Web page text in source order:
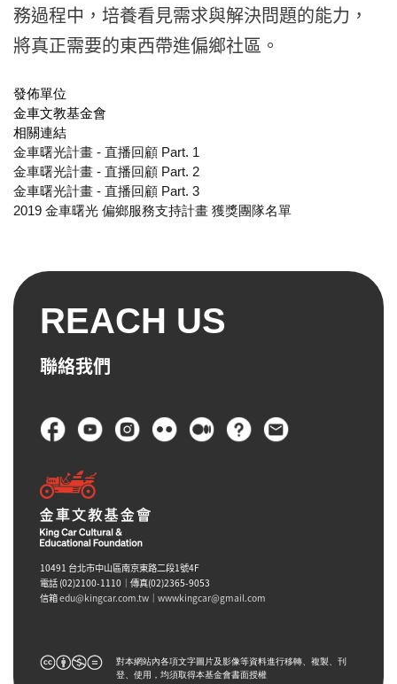
務過程中，培養看見需求與解決問題的能力，
將真正需要的東西帶進偏鄉社區。
發佈單位
金車文教基金會
相關連結
金車曙光計畫 - 直播回顧 Part. 1
金車曙光計畫 - 直播回顧 Part. 2
金車曙光計畫 - 直播回顧 Part. 3
2019 金車曙光 偏鄉服務支持計畫 獲獎團隊名單
REACH US
聯絡我們
頁尾
10491 台北市中山區南京東路二段1號4F
電話 (02)2100-1110｜傳真(02)2365-9053
信箱edu@kingcar.com.tw ｜ wwwkingcar@gmail.com
對本網站內各項文字圖片及影像等資料進行移轉、複製、刊
登、使用，均須取得本基金會書面授權